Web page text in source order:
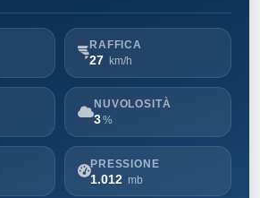
RAFFICA
27 km/h
NUVOLOSITÀ
3%
PRESSIONE
1.012 mb